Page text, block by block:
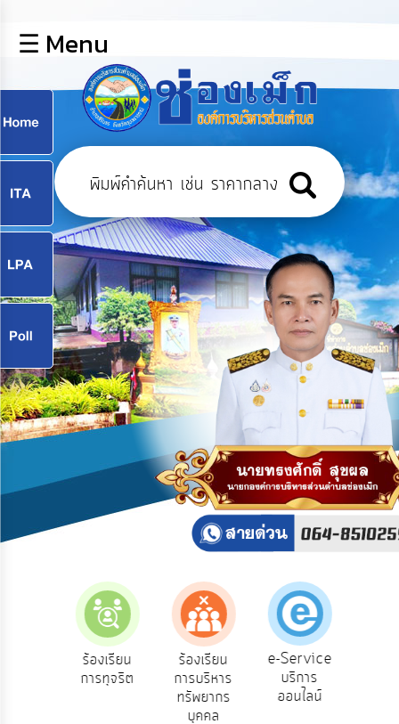
หลัก
ข้อมูล
พื้น
ฐาน
บุคลากร
แผน
ยุทธศาสตร์
ข่าวสาร
กิจการ
สภา
บริการ
ข้อมูล
เปิด
ข้อมูล
สาธารณะ
☰ Menu
ร้องเรียน
การบริหาร
e-Service
บริการ
ออนไลน์
ถามตอบ
Q&A